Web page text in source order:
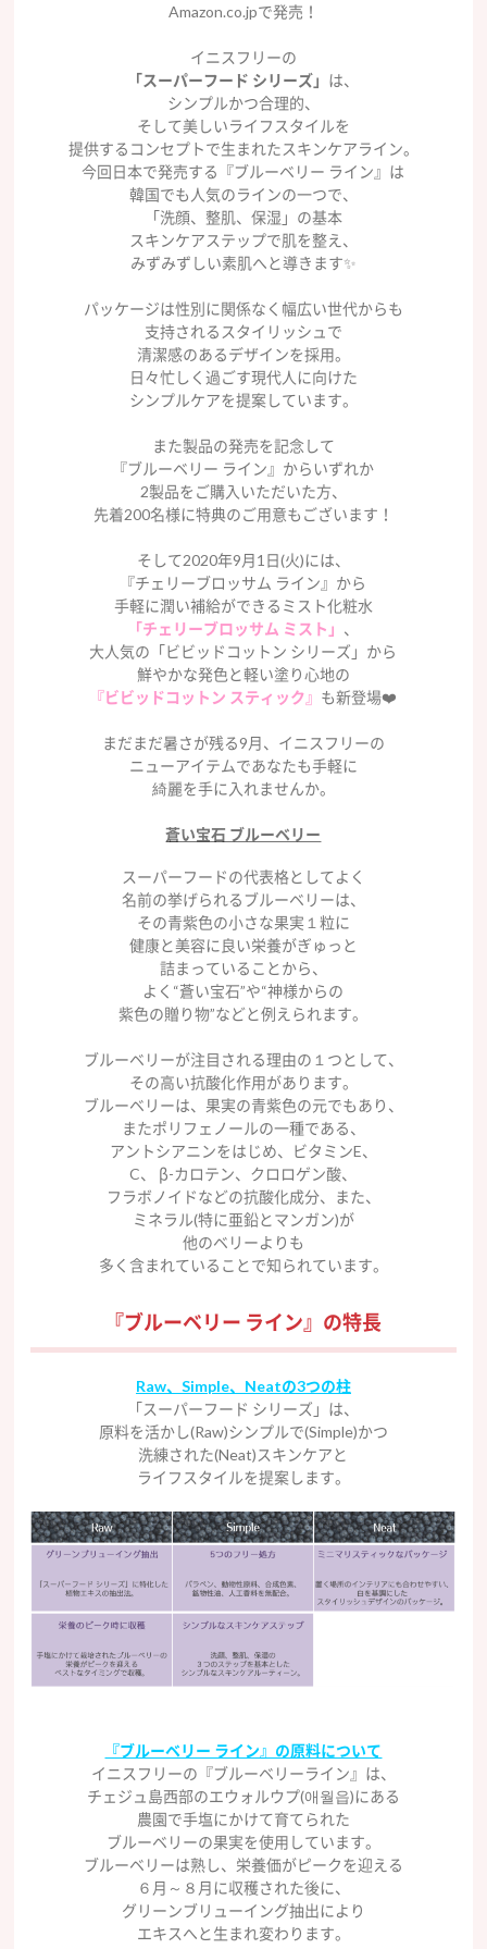
Amazon.co.jpで発売！
イニスフリーの
「スーパーフード シリーズ」 は、
シンプルかつ合理的、
そして美しいライフスタイルを
提供するコンセプトで生まれたスキンケアライン。
今回日本で発売する『ブルーベリー ライン』は
韓国でも人気のラインの一つで、
「洗顔、整肌、保湿」の基本
スキンケアステップで肌を整え、
みずみずしい素肌へと導きます✨
パッケージは性別に関係なく幅広い世代からも
支持されるスタイリッシュで
清潔感のあるデザインを採用。
日々忙しく過ごす現代人に向けた
シンプルケアを提案しています。
また製品の発売を記念して
『ブルーベリー ライン』からいずれか
2製品をご購入いただいた方、
先着200名様に特典のご用意もございます！
そして2020年9月1日(火)には、
『チェリーブロッサム ライン』から
手軽に潤い補給ができるミスト化粧水
「チェリーブロッサム ミスト」 、
大人気の「ビビッドコットン シリーズ」から
鮮やかな発色と軽い塗り心地の
『ビビッドコットン スティック』 も新登場❤️
まだまだ暑さが残る9月、イニスフリーの
ニューアイテムであなたも手軽に
綺麗を手に入れませんか。
蒼い宝石 ブルーベリー
スーパーフードの代表格としてよく
名前の挙げられるブルーベリーは、
その青紫色の小さな果実１粒に
健康と美容に良い栄養がぎゅっと
詰まっていることから、
よく“蒼い宝石”や“神様からの
紫色の贈り物”などと例えられます。
ブルーベリーが注目される理由の１つとして、
その高い抗酸化作用があります。
ブルーベリーは、果実の青紫色の元でもあり、
またポリフェノールの一種である、
アントシアニンをはじめ、ビタミンE、
C、 β-カロテン、クロロゲン酸、
フラボノイドなどの抗酸化成分、また、
ミネラル(特に亜鉛とマンガン)が
他のベリーよりも
多く含まれていることで知られています。
『ブルーベリー ライン』の特長
Raw、Simple、Neatの3つの柱
「スーパーフード シリーズ」は、
原料を活かし(Raw)シンプルで(Simple)かつ
洗練された(Neat)スキンケアと
ライフスタイルを提案します。
『ブルーベリー ライン』の原料について
イニスフリーの『ブルーベリーライン』は、
チェジュ島西部のエウォルウプ(애월읍)にある
農園で手塩にかけて育てられた
ブルーベリーの果実を使用しています。
ブルーベリーは熟し、栄養価がピークを迎える
６月～８月に収穫された後に、
グリーンブリューイング抽出により
エキスへと生まれ変わります。